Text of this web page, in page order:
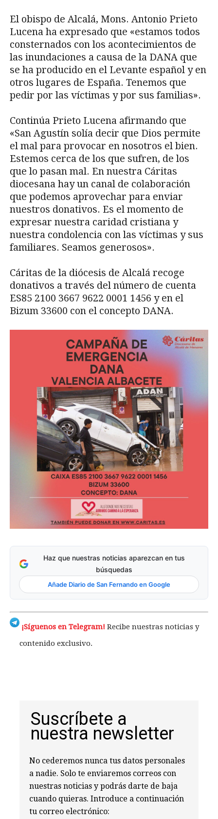
El obispo de Alcalá, Mons. Antonio Prieto
Lucena ha expresado que «estamos todos
consternados con los acontecimientos de
las inundaciones a causa de la DANA que
se ha producido en el Levante español y en
otros lugares de España. Tenemos que
pedir por las víctimas y por sus familias».
Continúa Prieto Lucena afirmando que
«San Agustín solía decir que Dios permite
el mal para provocar en nosotros el bien.
Estemos cerca de los que sufren, de los
que lo pasan mal. En nuestra Cáritas
diocesana hay un canal de colaboración
que podemos aprovechar para enviar
nuestros donativos. Es el momento de
expresar nuestra caridad cristiana y
nuestra condolencia con las víctimas y sus
familiares. Seamos generosos».
Cáritas de la diócesis de Alcalá recoge
donativos a través del número de cuenta
ES85 2100 3667 9622 0001 1456 y en el
Bizum 33600 con el concepto DANA.
Haz que nuestras noticias aparezcan en tus
búsquedas
Añade Diario de San Fernando en Google
¡Síguenos en Telegram! Recibe nuestras noticias y
contenido exclusivo.
Suscríbete a
nuestra newsletter
No cederemos nunca tus datos personales
a nadie. Solo te enviaremos correos con
nuestras noticias y podrás darte de baja
cuando quieras. Introduce a continuación
tu correo electrónico: